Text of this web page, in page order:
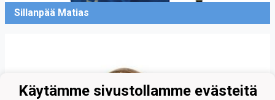
Sillanpää Matias
Käytämme sivustollamme evästeitä